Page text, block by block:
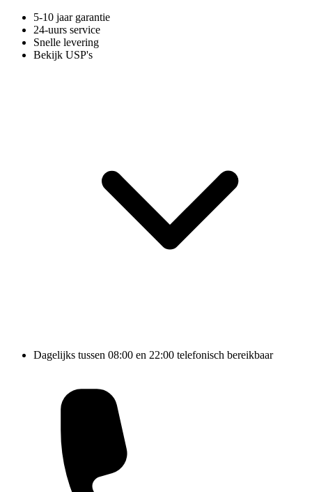
5-10 jaar garantie
24-uurs service
Snelle levering
Bekijk USP's
Dagelijks tussen 08:00 en 22:00 telefonisch bereikbaar